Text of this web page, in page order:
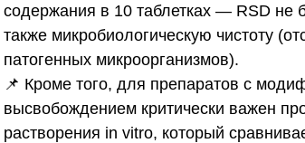
содержания в 10 таблетках — RSD не
также микробиологическую чистоту
патогенных микроорганизмов).
📌 Кроме того, для препаратов с
высвобождением критически важен
растворения in vitro, который